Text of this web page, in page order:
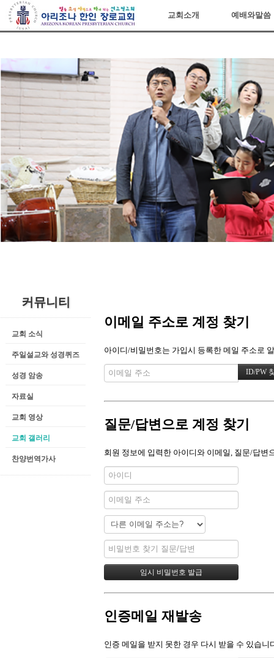
아리조나장로교회
교회소개 예배와말씀
커뮤니티
교회 소식
주일설교와 성경퀴즈
성경 암송
자료실
교회 영상
교회 갤러리
찬양번역가사
이메일 주소로 계정 찾기
아이디/비밀번호는 가입시 등록한 메일 주소로
질문/답변으로 계정 찾기
회원 정보에 입력한 아이디와 이메일, 질문/답변
인증메일 재발송
인증 메일을 받지 못한 경우 다시 받을 수 있습니